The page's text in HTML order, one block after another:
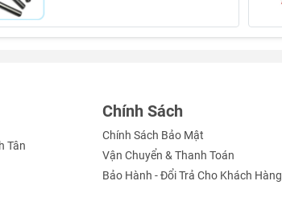
Tân
Chính Sách
Chính Sách Bảo Mật
Vận Chuyển & Thanh Toán
Bảo Hành - Đổi Trả Cho Khách Hàng